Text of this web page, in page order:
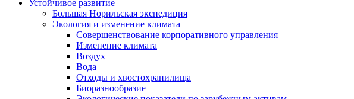
Устойчивое развитие
Большая Норильская экспедиция
Экология и изменение климата
Совершенствование корпоративного управления
Изменение климата
Воздух
Вода
Отходы и хвостохранилища
Биоразнообразие